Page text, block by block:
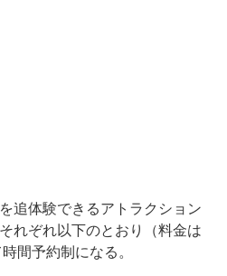
追体験できるアトラクション
れぞれ以下のとおり（料金は
間予約制になる。